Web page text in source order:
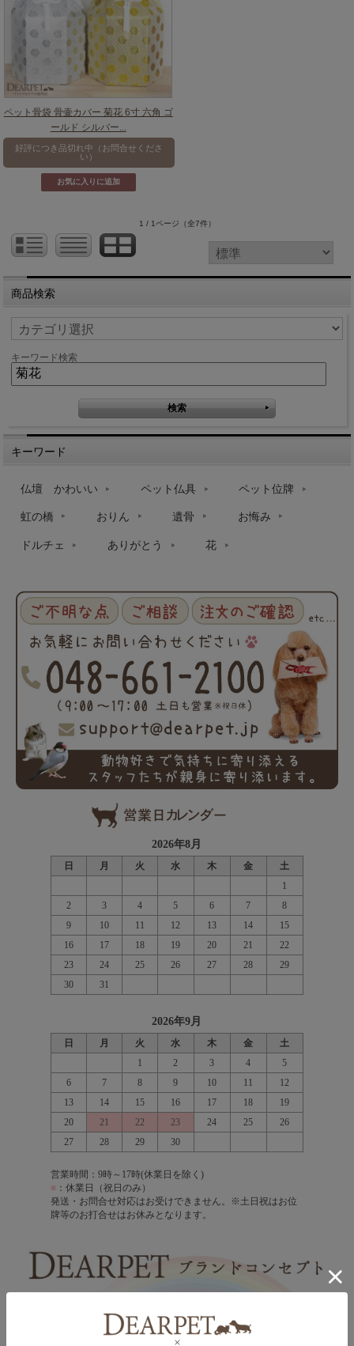
ペット骨袋 骨壷カバー 菊花 6寸 六角 ゴ
ールド シルバー...
好評につき品切れ中（お問合せくださ
い）
1 / 1ページ （全7件）
商品検索
キーワード検索
キーワード
仏壇 かわいい ペット仏具 ペット位牌
虹の橋 おりん 遺骨 お悔み
ドルチェ ありがとう 花